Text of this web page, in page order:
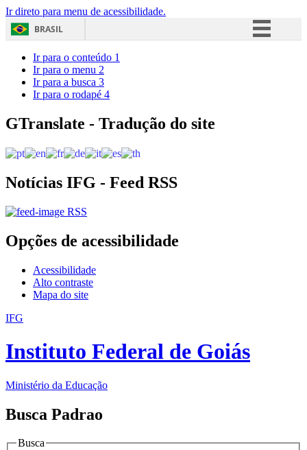
Ir direto para menu de acessibilidade.
BRASIL
Acesso à informação
Ir para o conteúdo 1
Ir para o menu 2
Ir para a busca 3
Ir para o rodapé 4
GTranslate - Tradução do site
Notícias IFG - Feed RSS
RSS
Opções de acessibilidade
Acessibilidade
Alto contraste
Mapa do site
IFG
Instituto Federal de Goiás
Ministério da Educação
Busca Padrao
Busca